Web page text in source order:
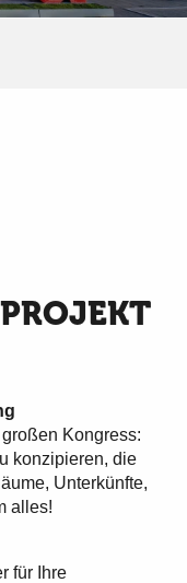
Kongress:
konzipieren, die
Unterkünfte,
alles!
für Ihre